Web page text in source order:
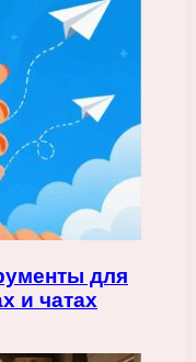
для
и чатах